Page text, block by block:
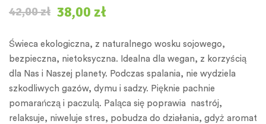
42,00zł 38,00 zł
Świeca ekologiczna, z naturalnego wosku sojowego,
bezpieczna, nietoksyczna. Idealna dla wegan, z korzyścią
dla Nas i Naszej planety. Podczas spalania, nie wydziela
szkodliwych gazów, dymu i sadzy. Pięknie pachnie
pomarańczą i paczulą. Paląca się poprawia nastrój,
relaksuje, niweluje stres, pobudza do działania, gdyż aromat